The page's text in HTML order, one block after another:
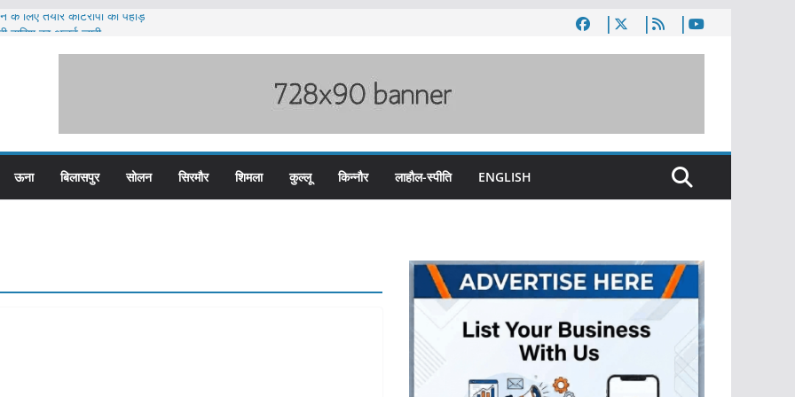
लिए तैयार कोटरोपी का पहाड़
के तीन कर्मचारी सस्पेंड
ऊना बिलासपुर सोलन सिरमौर शिमला कुल्लू किन्नौर लाहौल-स्पीति ENGLISH